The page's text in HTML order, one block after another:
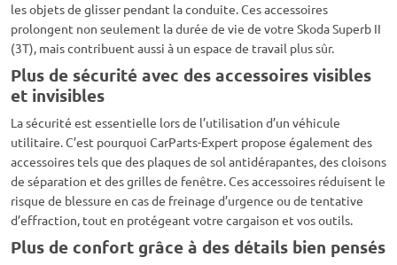
les objets de glisser pendant la conduite. Ces accessoires
prolongent non seulement la durée de vie de votre Skoda Superb II
(3T), mais contribuent aussi à un espace de travail plus sûr.
Plus de sécurité avec des accessoires visibles
et invisibles
La sécurité est essentielle lors de l’utilisation d’un véhicule
utilitaire. C’est pourquoi CarParts-Expert propose également des
accessoires tels que des plaques de sol antidérapantes, des cloisons
de séparation et des grilles de fenêtre. Ces accessoires réduisent le
risque de blessure en cas de freinage d’urgence ou de tentative
d’effraction, tout en protégeant votre cargaison et vos outils.
Plus de confort grâce à des détails bien pensés